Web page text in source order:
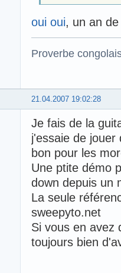
oui oui, un an
Proverbe
21.04.2007 19:02:28
Je fais de la
j'essaie de
bon pour les
Une ptite démo
down depuis un
La seule
sweepyto.net
Si vous en avez
toujours bien